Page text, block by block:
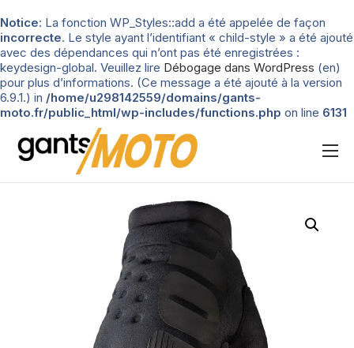
Notice: La fonction WP_Styles::add a été appelée de façon
incorrecte. Le style ayant l’identifiant « child-style » a été ajouté
avec des dépendances qui n’ont pas été enregistrées :
keydesign-global. Veuillez lire Débogage dans WordPress (en)
pour plus d’informations. (Ce message a été ajouté à la version
6.9.1.) in /home/u298142559/domains/gants-
moto.fr/public_html/wp-includes/functions.php on line 6131
Nos tests